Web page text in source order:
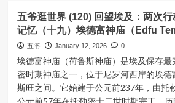
努
比
亚
本
系
列
结
程，
跨
十
三
年
的
记
五
爷
逛
世
界
(121)
回
望
五爷逛世界 (120) 回望埃及：两次
记忆（十九）埃德富神庙（Edfu
五爷 January 12, 2026 0
埃德富神庙（荷鲁斯神庙）是埃及保存
密时期神庙之一，位于尼罗河西岸的埃
斯旺之间。它始建于公元前237年，由托
公元前57年在托勒密十二世时期完工，